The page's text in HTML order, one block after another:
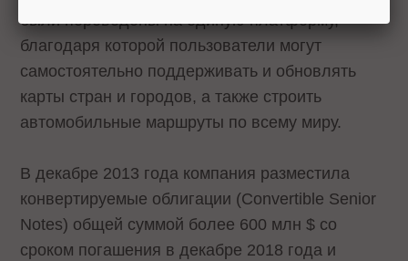
были переведены на единую платформу,
благодаря которой пользователи могут
самостоятельно поддерживать и обновлять
карты стран и городов, а также строить
автомобильные маршруты по всему миру.
В декабре 2013 года компания разместила
конвертируемые облигации (Convertible Senior
Notes) общей суммой более 600 млн $ со
сроком погашения в декабре 2018 года и